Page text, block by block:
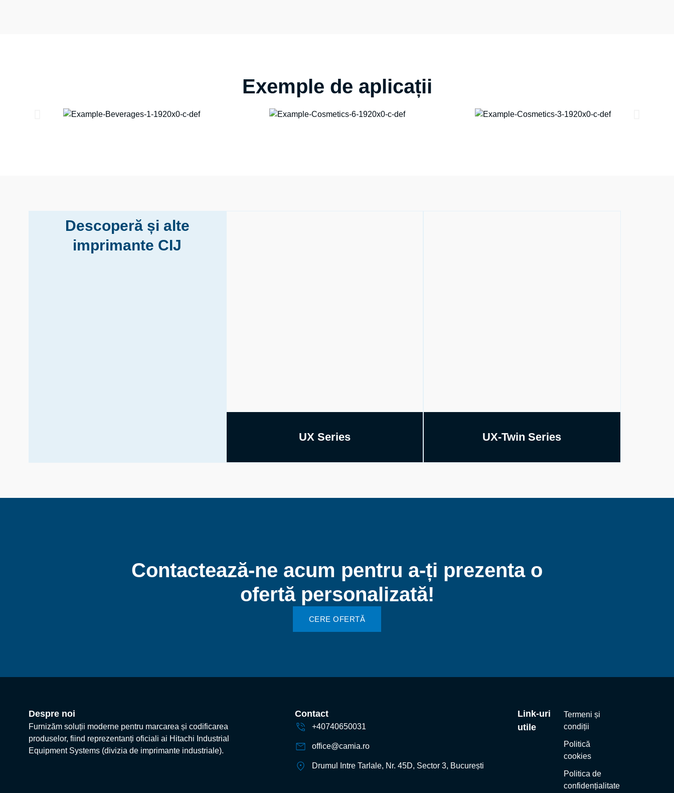
Exemple de aplicații
Descoperă și alte
imprimante CIJ
UX Series UX-Twin Series
Contactează-ne acum pentru a-ți prezenta o
ofertă personalizată!
CERE OFERTĂ
Despre noi
Furnizăm soluții moderne pentru marcarea și codificarea
produselor, fiind reprezentanți oficiali ai Hitachi Industrial
Equipment Systems (divizia de imprimante industriale).
Contact
+40740650031
office@camia.ro
Drumul Intre Tarlale, Nr. 45D, Sector 3, București
Link-uri
utile
Termeni și
condiții
Politică
cookies
Politica de
confidențialitate